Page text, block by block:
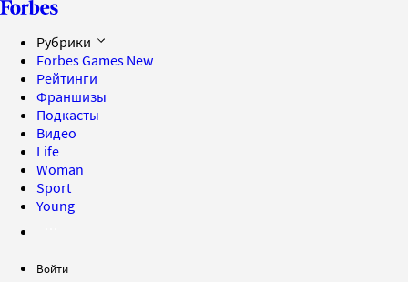
Рубрики
Forbes Games New
Рейтинги
Франшизы
Подкасты
Видео
Life
Woman
Sport
Young
Войти